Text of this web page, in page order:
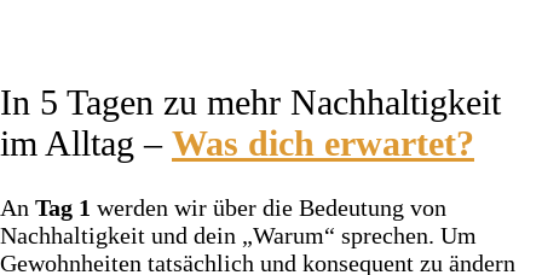
In 5 Tagen zu mehr Nachhaltigkeit
im Alltag – Was dich erwartet?
An Tag 1 werden wir über die Bedeutung von
Nachhaltigkeit und dein „Warum“ sprechen. Um
Gewohnheiten tatsächlich und konsequent zu ändern